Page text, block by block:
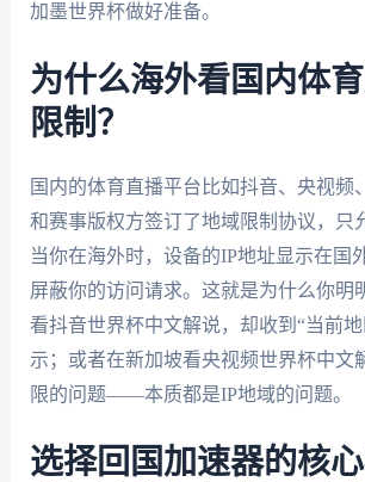
加墨世界杯做好准备。
为什么海外看国内体
限制？
国内的体育直播平台比如抖音、央视频
和赛事版权方签订了地域限制协议，只
当你在海外时，设备的IP地址显示在国
屏蔽你的访问请求。这就是为什么你明
看抖音世界杯中文解说，却收到“当前
示；或者在新加坡看央视频世界杯中文
限的问题——本质都是IP地域的问题。
选择回国加速器的核